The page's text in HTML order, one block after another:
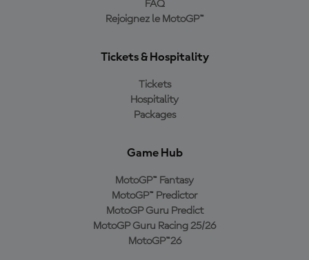
FAQ
Rejoignez le MotoGP™
Tickets & Hospitality
Tickets
Hospitality
Packages
Game Hub
MotoGP™ Fantasy
MotoGP™ Predictor
MotoGP Guru Predict
MotoGP Guru Racing 25/26
MotoGP™26